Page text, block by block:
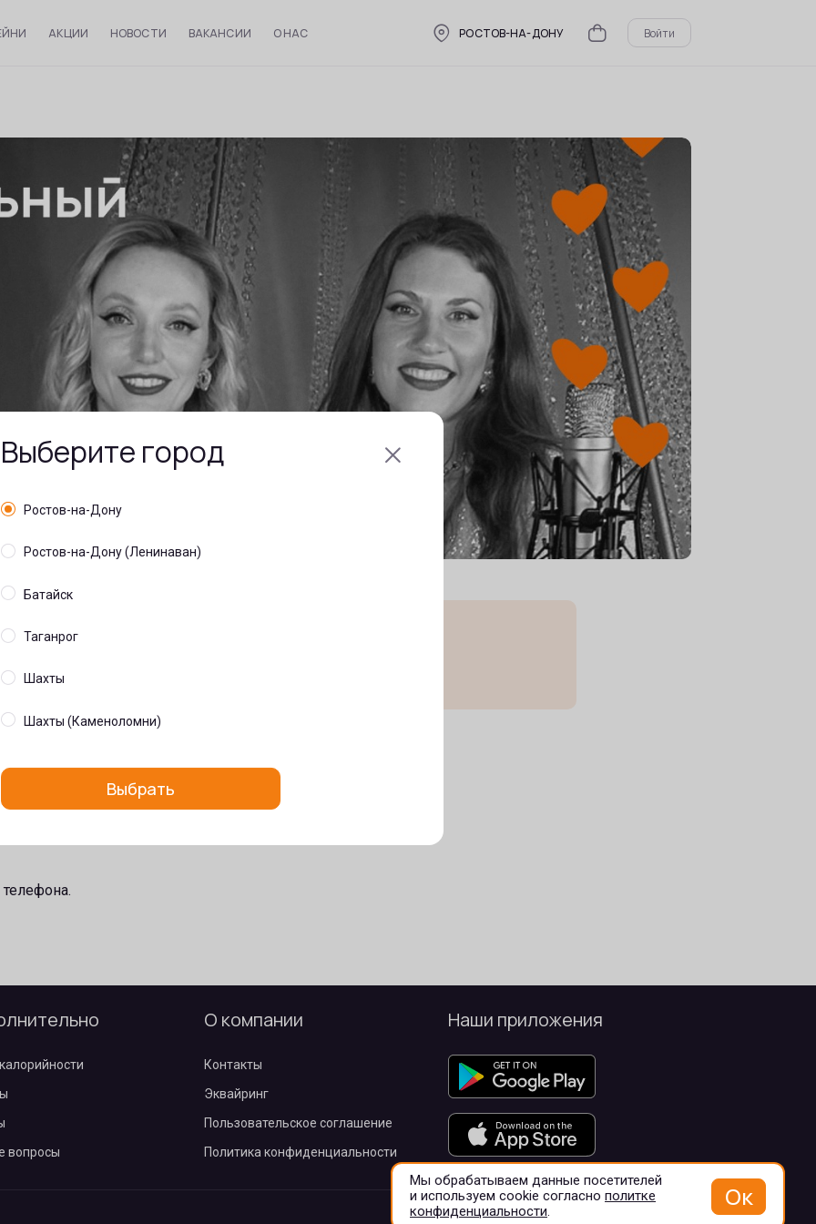
АКЦИИ НОВОСТИ ВАКАНСИИ О НАС РОСТОВ-НА-ДОНУ Войти
на-Дону, Темерницкая улица, 53/17
Red Lips»
«Two Red Lips».
вопросы
О компании
Контакты
Эквайринг
Пользовательское соглашение
Политика конфиденциальности
Наши приложения
Мы обрабатываем данные посетителей
и используем cookie согласно политке
конфиденциальности.
Ок
Выберите город
Ростов-на-Дону
Ростов-на-Дону (Ленинаван)
Батайск
Таганрог
Шахты
Шахты (Каменоломни)
Выбрать